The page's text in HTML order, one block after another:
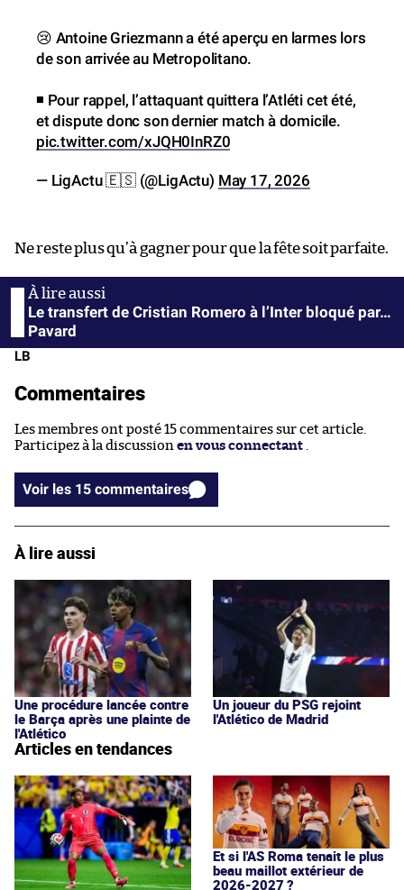
😢 Antoine Griezmann a été aperçu en larmes lors
de son arrivée au Metropolitano.
◾️ Pour rappel, l’attaquant quittera l’Atléti cet été,
et dispute donc son dernier match à domicile.
pic.twitter.com/xJQH0InRZ0
— LigActu 🇪🇸 (@LigActu) May 17, 2026
Ne reste plus qu’à gagner pour que la fête soit parfaite.
Le transfert de Cristian Romero à l’Inter bloqué par…
Pavard
LB
Commentaires
Les membres ont posté 15 commentaires sur cet article.
Participez à la discussion en vous connectant
Voir les 15 commentaires
À lire aussi
Une procédure lancée contre
le Barça après une plainte de
l'Atlético
Un joueur du PSG rejoint
l'Atlético de Madrid
Articles en tendances
Et si l'AS Roma tenait le plus
beau maillot extérieur de
2026-2027 ?